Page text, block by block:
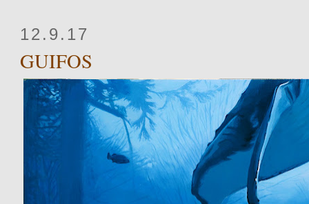
12.9.17
GUIFOS